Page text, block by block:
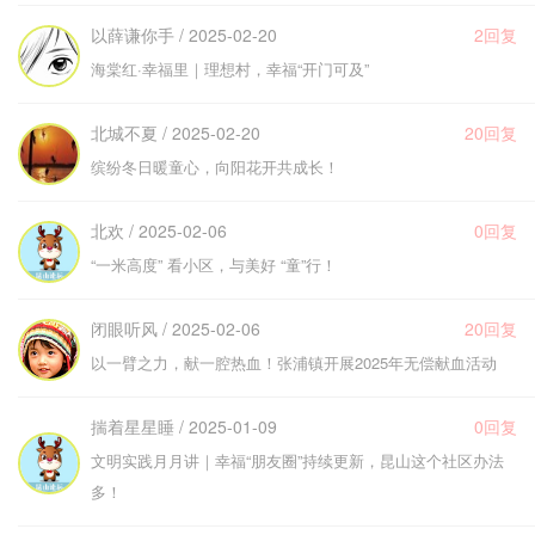
以薛谦你手 / 2025-02-20 2回复
海棠红·幸福里｜理想村，幸福“开门可及”
北城不夏 / 2025-02-20 20回复
缤纷冬日暖童心，向阳花开共成长！
北欢 / 2025-02-06 0回复
“一米高度” 看小区，与美好 “童”行！
闭眼听风 / 2025-02-06 20回复
以一臂之力，献一腔热血！张浦镇开展2025年无偿献血活动
揣着星星睡 / 2025-01-09 0回复
文明实践月月讲｜幸福“朋友圈”持续更新，昆山这个社区办法
多！